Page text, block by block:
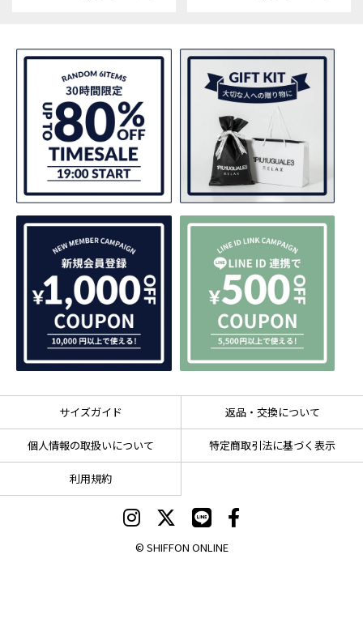
サイズガイド 返品・交換について
個人情報の取扱いについて 特定商取引法に基づく表示
利用規約
© SHIFFON ONLINE